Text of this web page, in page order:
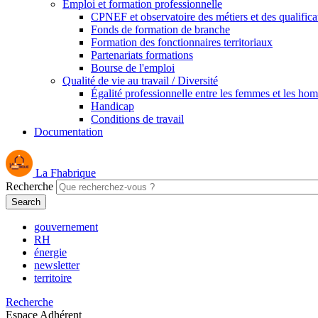
Emploi et formation professionnelle
CPNEF et observatoire des métiers et des
Fonds de formation de branche
Formation des fonctionnaires territoriaux
Partenariats formations
Bourse de l'emploi
Qualité de vie au travail / Diversité
Égalité professionnelle entre les femmes et les
Handicap
Conditions de travail
Documentation
La Fhabrique
Recherche
gouvernement
RH
énergie
newsletter
territoire
Recherche
Espace Adhérent